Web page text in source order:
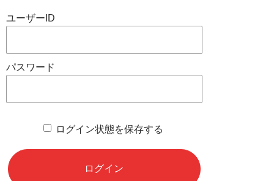
ユーザーID
パスワード
ログイン状態を保存する